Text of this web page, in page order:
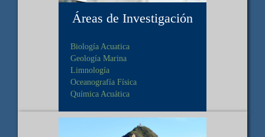
Áreas de Investigación
Biología Acuatica
Geología Marina
Limnología
Oceanografía Física
Química Acuática